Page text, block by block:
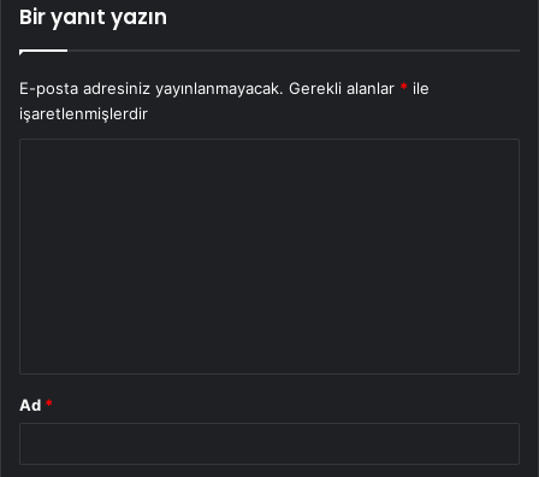
Bir yanıt yazın
E-posta adresiniz yayınlanmayacak. Gerekli alanlar * ile
işaretlenmişlerdir
Ad *